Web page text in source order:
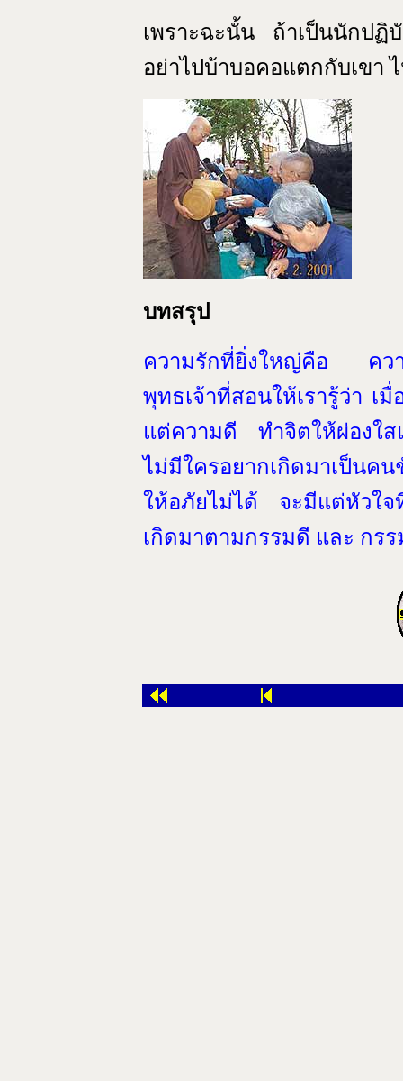
เพราะฉะนั้น ถ้าเป็นนักปฏิ
อย่าไปบ้าบอคอแตกกับเขา
บทสรุป
ความรักที่ยิ่งใหญ่คือ ควา
พุทธเจ้าที่สอนให้เรารู้ว่า เ
แต่ความดี ทำจิตให้ผ่องใส
ไม่มีใครอยากเกิดมาเป็นค
ให้อภัยไม่ได้ จะมีแต่หัวใ
เกิดมาตามกรรมดี และ กร